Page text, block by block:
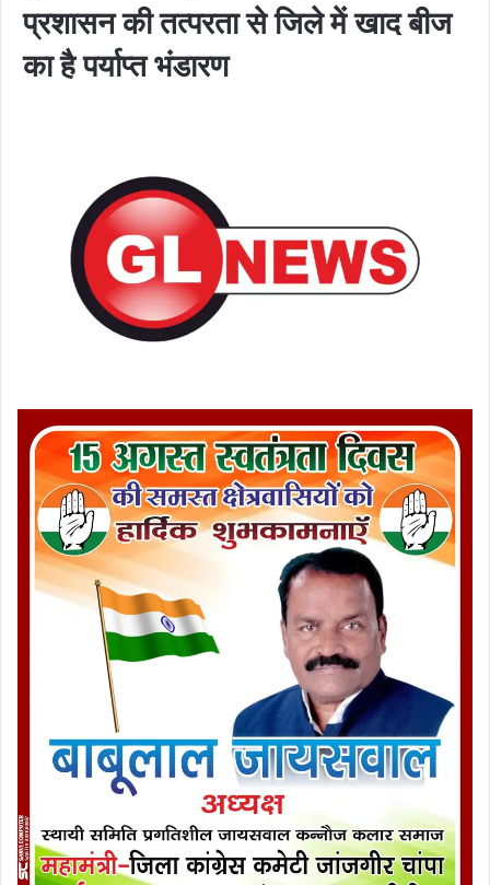
प्रशासन की तत्परता से जिले में खाद बीज
का है पर्याप्त भंडारण